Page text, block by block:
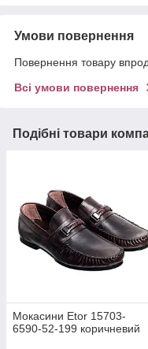
Умови повернення
Повернення товару
Всі умови повернення
Подібні товари
Мокасини Etor 15703-
6590-52-199 коричневий